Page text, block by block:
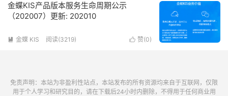
金蝶KIS产品版本服务生命周期公示
（202007）更新: 202010
 赞(0)
 金蝶 KIS 阅读(3219)
免责声明：本站为非盈利性站点，本站发布的所有资源均来自于互联网，仅限
用于个人学习和研究目的，请在下载后24小时内删除，不得用于任何商业用